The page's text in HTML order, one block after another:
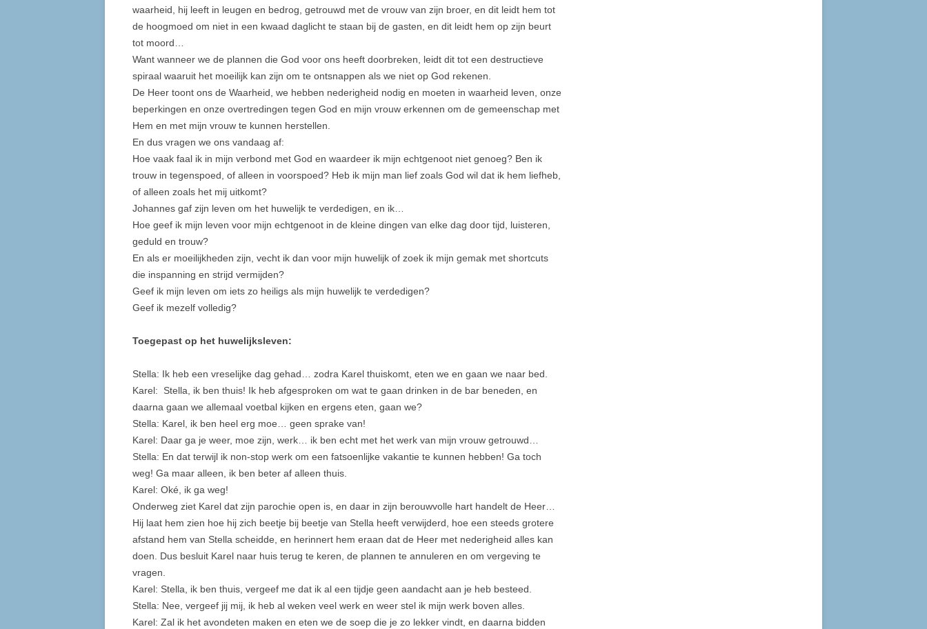
waarheid, hij leeft in leugen en bedrog, getrouwd met de vrouw van zijn broer, en dit leidt hem tot
de hoogmoed om niet in een kwaad daglicht te staan bij de gasten, en dit leidt hem op zijn beurt
tot moord…
Want wanneer we de plannen die God voor ons heeft doorbreken, leidt dit tot een destructieve
spiraal waaruit het moeilijk kan zijn om te ontsnappen als we niet op God rekenen.
De Heer toont ons de Waarheid, we hebben nederigheid nodig en moeten in waarheid leven, onze
beperkingen en onze overtredingen tegen God en mijn vrouw erkennen om de gemeenschap met
Hem en met mijn vrouw te kunnen herstellen.
En dus vragen we ons vandaag af:
Hoe vaak faal ik in mijn verbond met God en waardeer ik mijn echtgenoot niet genoeg? Ben ik
trouw in tegenspoed, of alleen in voorspoed? Heb ik mijn man lief zoals God wil dat ik hem liefheb,
of alleen zoals het mij uitkomt?
Johannes gaf zijn leven om het huwelijk te verdedigen, en ik…
Hoe geef ik mijn leven voor mijn echtgenoot in de kleine dingen van elke dag door tijd, luisteren,
geduld en trouw?
En als er moeilijkheden zijn, vecht ik dan voor mijn huwelijk of zoek ik mijn gemak met shortcuts
die inspanning en strijd vermijden?
Geef ik mijn leven om iets zo heiligs als mijn huwelijk te verdedigen?
Geef ik mezelf volledig?
Toegepast op het huwelijksleven:
Stella: Ik heb een vreselijke dag gehad… zodra Karel thuiskomt, eten we en gaan we naar bed.
Karel: Stella, ik ben thuis! Ik heb afgesproken om wat te gaan drinken in de bar beneden, en
daarna gaan we allemaal voetbal kijken en ergens eten, gaan we?
Stella: Karel, ik ben heel erg moe… geen sprake van!
Karel: Daar ga je weer, moe zijn, werk… ik ben echt met het werk van mijn vrouw getrouwd…
Stella: En dat terwijl ik non-stop werk om een fatsoenlijke vakantie te kunnen hebben! Ga toch
weg! Ga maar alleen, ik ben beter af alleen thuis.
Karel: Oké, ik ga weg!
Onderweg ziet Karel dat zijn parochie open is, en daar in zijn berouwvolle hart handelt de Heer…
Hij laat hem zien hoe hij zich beetje bij beetje van Stella heeft verwijderd, hoe een steeds grotere
afstand hem van Stella scheidde, en herinnert hem eraan dat de Heer met nederigheid alles kan
doen. Dus besluit Karel naar huis terug te keren, de plannen te annuleren en om vergeving te
vragen.
Karel: Stella, ik ben thuis, vergeef me dat ik al een tijdje geen aandacht aan je heb besteed.
Stella: Nee, vergeef jij mij, ik heb al weken veel werk en weer stel ik mijn werk boven alles.
Karel: Zal ik het avondeten maken en eten we de soep die je zo lekker vindt, en daarna bidden